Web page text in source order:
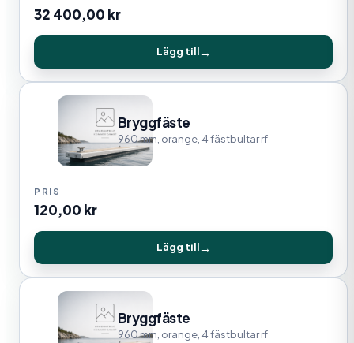
32 400,00 kr
Lägg till
Bryggfäste
960 mm, orange, 4 fästbultar rf
120,00 kr
Lägg till
Bryggfäste
960 mm, orange, 4 fästbultar rf